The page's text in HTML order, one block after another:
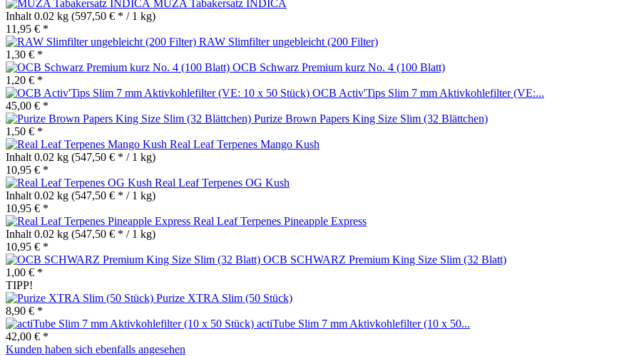
MUZA Tabakersatz INDICA
Inhalt 0.02 kg (597,50 € * / 1 kg)
11,95 € *
RAW Slimfilter ungebleicht (200 Filter)
1,30 € *
OCB Schwarz Premium kurz No. 4 (100 Blatt)
1,20 € *
OCB Activ'Tips Slim 7 mm Aktivkohlefilter (VE:...
45,00 € *
Purize Brown Papers King Size Slim (32 Blättchen)
1,50 € *
Real Leaf Terpenes Mango Kush
Inhalt 0.02 kg (547,50 € * / 1 kg)
10,95 € *
Real Leaf Terpenes OG Kush
Inhalt 0.02 kg (547,50 € * / 1 kg)
10,95 € *
Real Leaf Terpenes Pineapple Express
Inhalt 0.02 kg (547,50 € * / 1 kg)
10,95 € *
OCB SCHWARZ Premium King Size Slim (32 Blatt)
1,00 € *
TIPP!
Purize XTRA Slim (50 Stück)
8,90 € *
actiTube Slim 7 mm Aktivkohlefilter (10 x 50...
42,00 € *
Kunden haben sich ebenfalls angesehen